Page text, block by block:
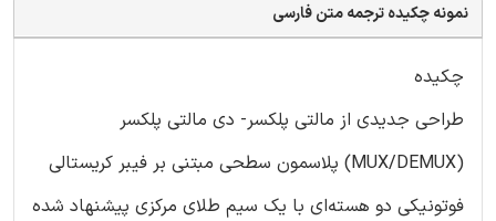
نمونه چکیده ترجمه متن فارسی
چکیده
طراحی جدیدی از مالتی پلکسر- دی مالتی پلکسر
(MUX/DEMUX) پلاسمون سطحی مبتنی بر فیبر کریستالی
فوتونیکی دو هسته‌ای با یک سیم طلای مرکزی پیشنهاد شده